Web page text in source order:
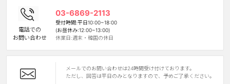
ショッピングガイド
INSTAGRAM TWITTER LINE FACEBOOK
電話での
お問い合わせ
03-6869-2113
受付時間:平日10:00~18:00
(お昼休み:12:00~13:00)
休業日:週末・韓国の休日
メールでのお問い合わせは24時間受け付けております。
ただし、回答は平日のみとなりますので、予めご了承ください。